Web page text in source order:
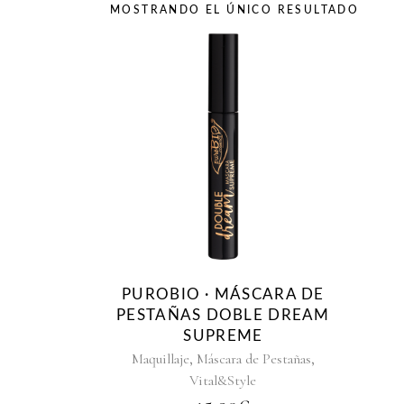
MOSTRANDO EL ÚNICO RESULTADO
PUROBIO · MÁSCARA DE
PESTAÑAS DOBLE DREAM
SUPREME
Maquillaje, Máscara de Pestañas,
Vital&Style